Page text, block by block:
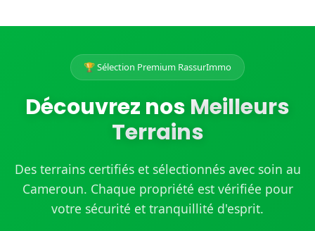
🏆 Sélection Premium RassurImmo
Découvrez nos Meilleurs
Terrains
Des terrains certifiés et sélectionnés avec soin au
Cameroun. Chaque propriété est vérifiée pour
votre sécurité et tranquillité d'esprit.